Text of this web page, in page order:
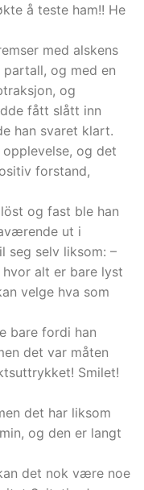
å teste ham!! He
med alskens
og med en
og
fått slått inn
han svaret klart.
og det
forstand,
og fast ble han
ut i
seg selv liksom: –
alt er bare lyst
velge hva som
bare fordi han
det var måten
Smilet!
det har liksom
og den er langt
det nok være noe